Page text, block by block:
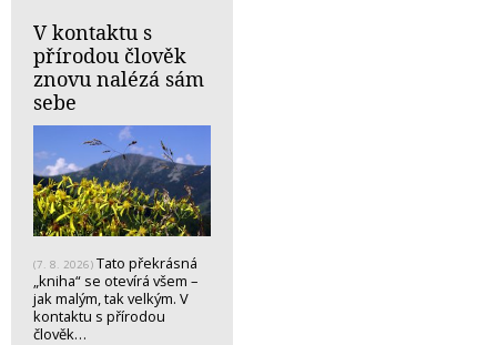
V kontaktu s
přírodou člověk
znovu nalézá sám
sebe
(7. 8. 2026) Tato překrásná
„kniha“ se otevírá všem –
jak malým, tak velkým. V
kontaktu s přírodou
člověk…